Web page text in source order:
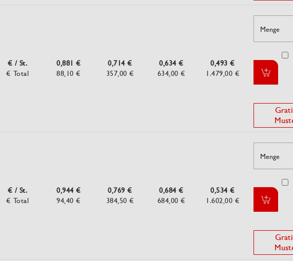
€ / St.
€ Total
0,881 €
88,10 €
0,714 €
357,00 €
0,634 €
634,00 €
0,493 €
1.479,00 €
Menge
€ / St.
€ Total
0,944 €
94,40 €
0,769 €
384,50 €
0,684 €
684,00 €
0,534 €
1.602,00 €
Menge